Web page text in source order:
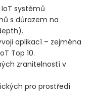
systémů
s důrazem na
aplikací – zejména
Top 10.
zranitelností v
pro prostředí